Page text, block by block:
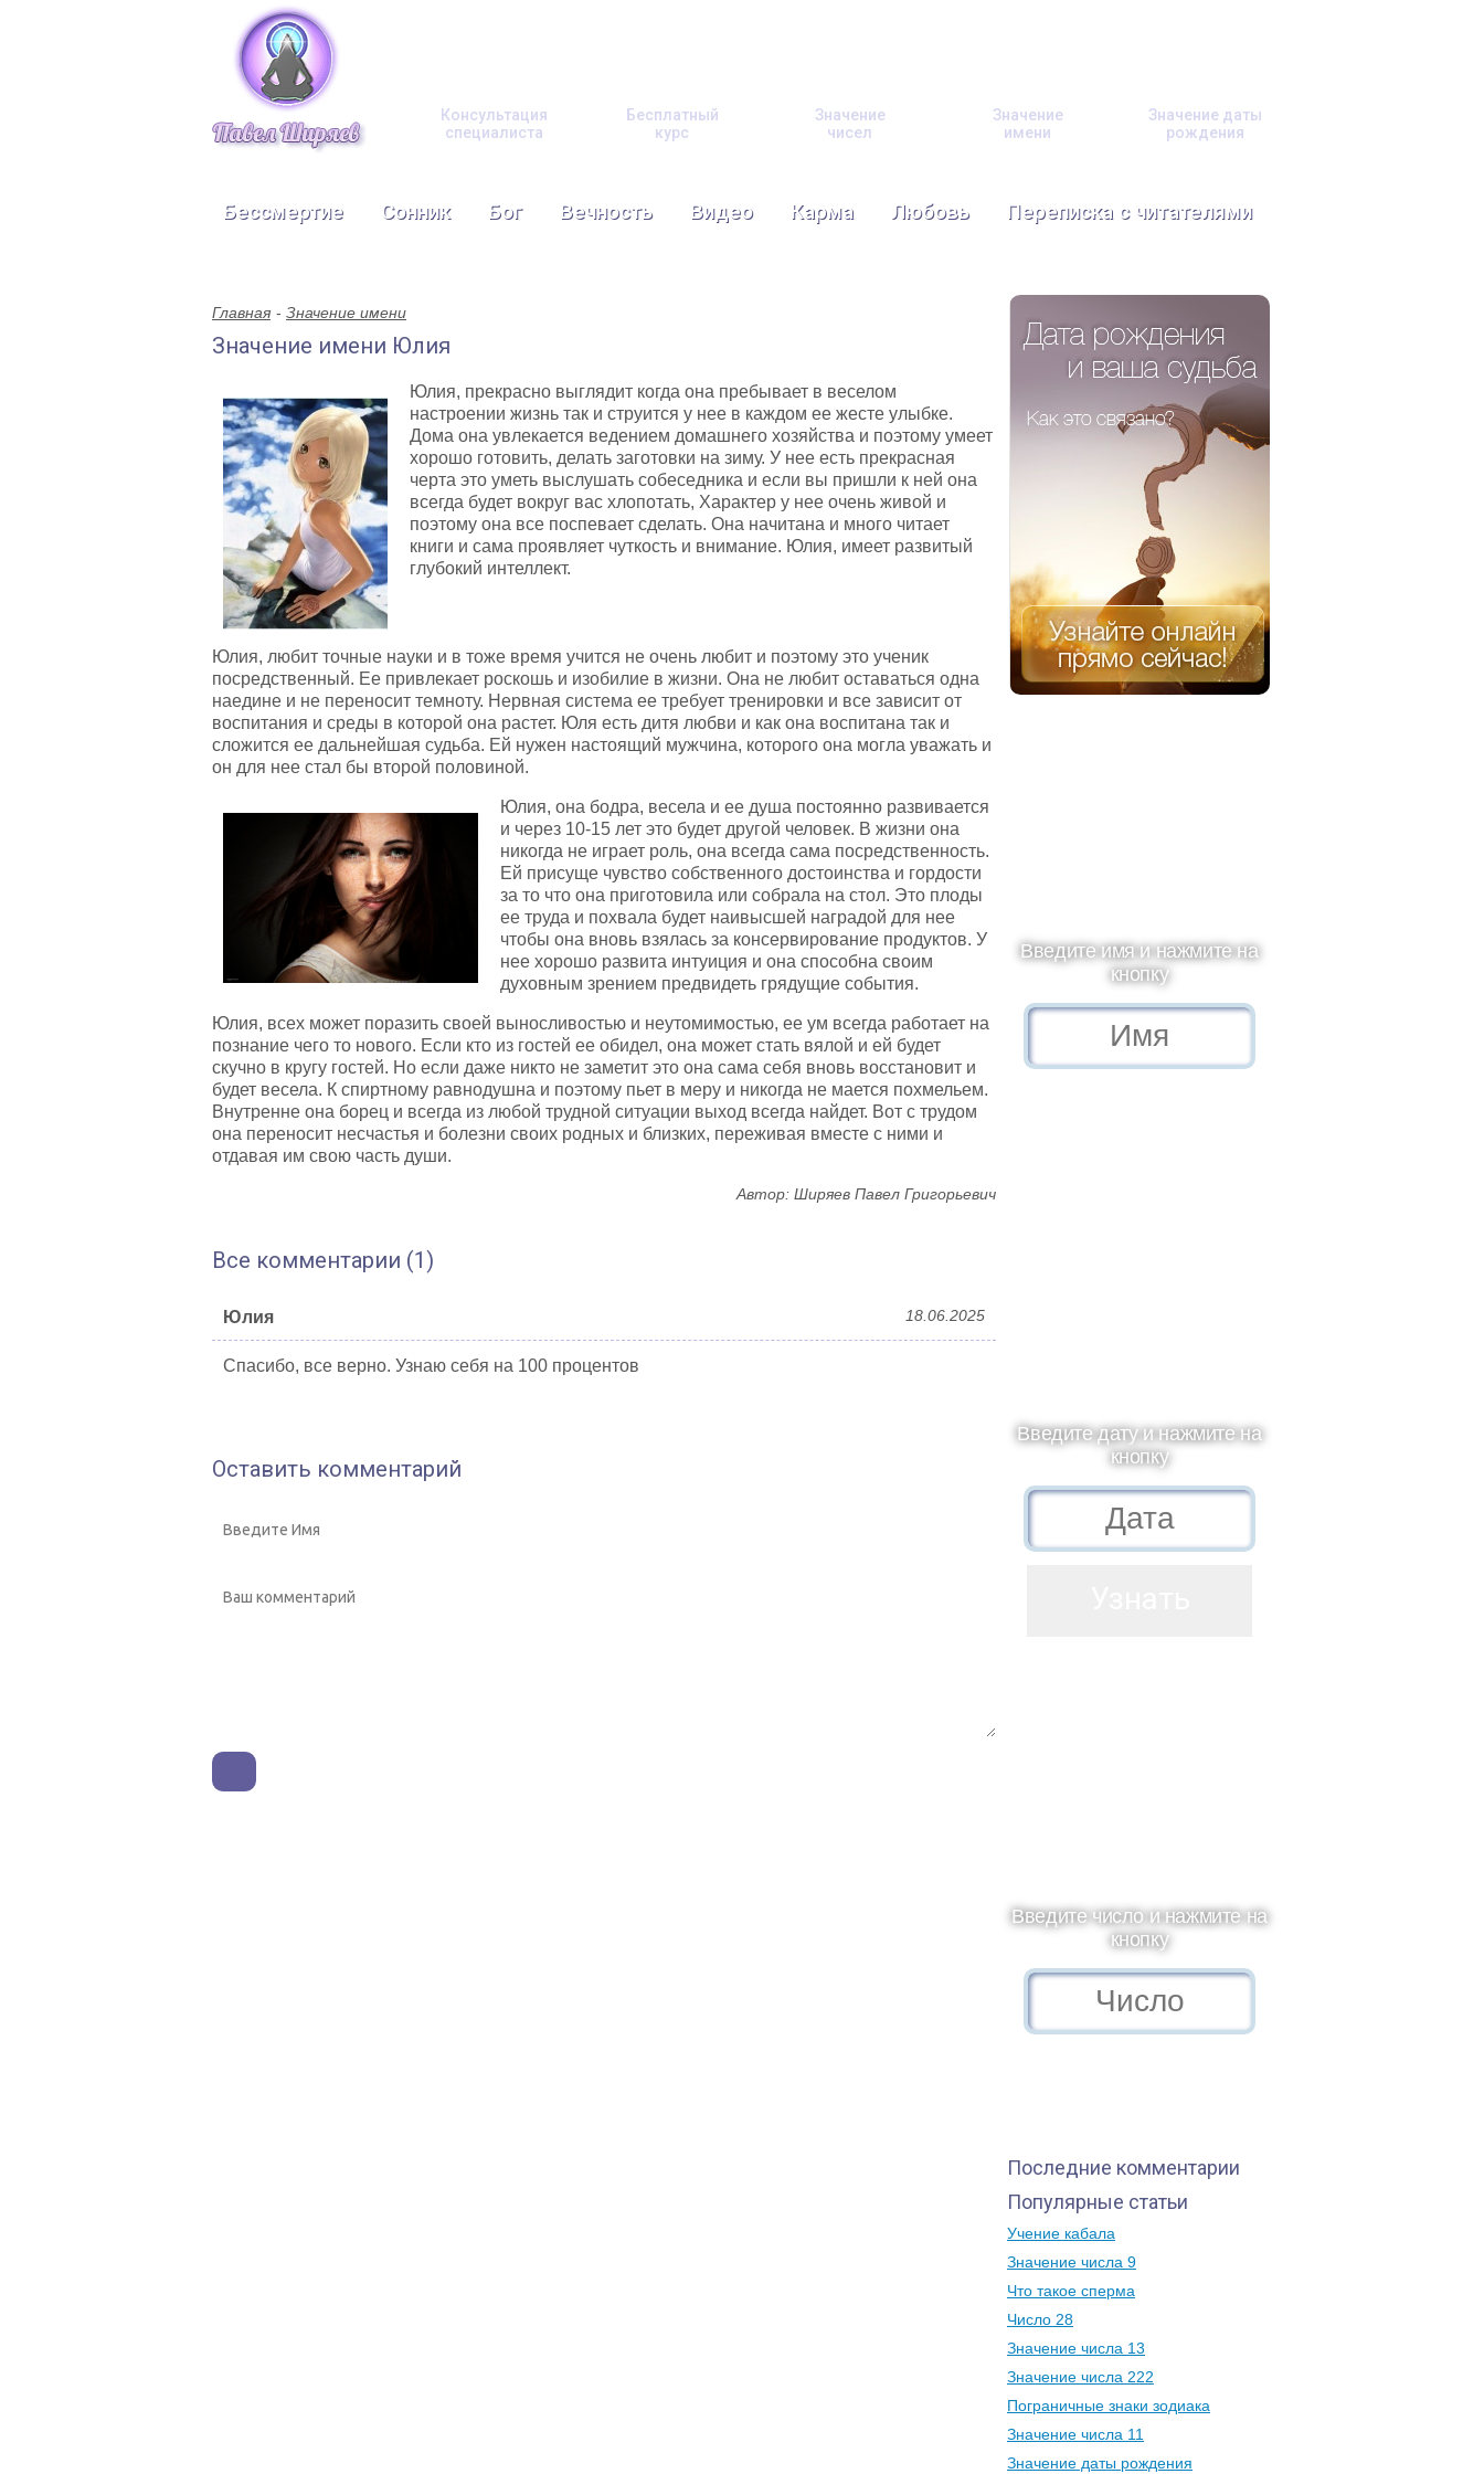
Консультация
специалиста
Бесплатный
курс
Значение
чисел
Значение
имени
Значение даты
рождения
Бессмертие Сонник Бог Вечность Видео Карма Любовь Переписка с читателями
Главная Значение имени
Значение имени Юлия
Юлия, прекрасно выглядит когда она пребывает в веселом
настроении жизнь так и струится у нее в каждом ее жесте улыбке.
Дома она увлекается ведением домашнего хозяйства и поэтому умеет
хорошо готовить, делать заготовки на зиму. У нее есть прекрасная
черта это уметь выслушать собеседника и если вы пришли к ней она
всегда будет вокруг вас хлопотать, Характер у нее очень живой и
поэтому она все поспевает сделать. Она начитана и много читает
книги и сама проявляет чуткость и внимание. Юлия, имеет развитый
глубокий интеллект.
Юлия, любит точные науки и в тоже время учится не очень любит и поэтому это ученик
посредственный. Ее привлекает роскошь и изобилие в жизни. Она не любит оставаться одна
наедине и не переносит темноту. Нервная система ее требует тренировки и все зависит от
воспитания и среды в которой она растет. Юля есть дитя любви и как она воспитана так и
сложится ее дальнейшая судьба. Ей нужен настоящий мужчина, которого она могла уважать и
он для нее стал бы второй половиной.
Юлия, она бодра, весела и ее душа постоянно развивается
и через 10-15 лет это будет другой человек. В жизни она
никогда не играет роль, она всегда сама посредственность.
Ей присуще чувство собственного достоинства и гордости
за то что она приготовила или собрала на стол. Это плоды
ее труда и похвала будет наивысшей наградой для нее
чтобы она вновь взялась за консервирование продуктов. У
нее хорошо развита интуиция и она способна своим
духовным зрением предвидеть грядущие события.
Юлия, всех может поразить своей выносливостью и неутомимостью, ее ум всегда работает на
познание чего то нового. Если кто из гостей ее обидел, она может стать вялой и ей будет
скучно в кругу гостей. Но если даже никто не заметит это она сама себя вновь восстановит и
будет весела. К спиртному равнодушна и поэтому пьет в меру и никогда не мается похмельем.
Внутренне она борец и всегда из любой трудной ситуации выход всегда найдет. Вот с трудом
она переносит несчастья и болезни своих родных и близких, переживая вместе с ними и
отдавая им свою часть души.
Автор: Ширяев Павел Григорьевич
Все комментарии (1)
Юлия 18.06.2025
Спасибо, все верно. Узнаю себя на 100 процентов
Оставить комментарий
Введите имя и нажмите на
кнопку
Введите дату и нажмите на
кнопку
Введите число и нажмите на
кнопку
Последние комментарии
Популярные статьи
Учение кабала
Значение числа 9
Что такое сперма
Число 28
Значение числа 13
Значение числа 222
Пограничные знаки зодиака
Значение числа 11
Значение даты рождения